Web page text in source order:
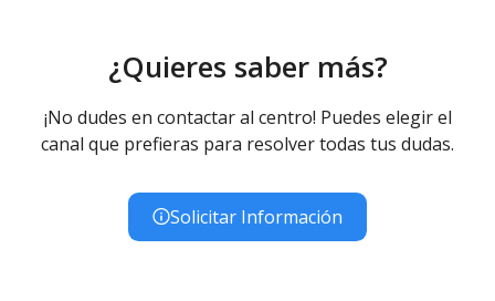
Educación Secundaria Obligatoria
Concertado
¿Quieres saber más?
¡No dudes en contactar al centro! Puedes elegir el
canal que prefieras para resolver todas tus dudas.
Solicitar Información